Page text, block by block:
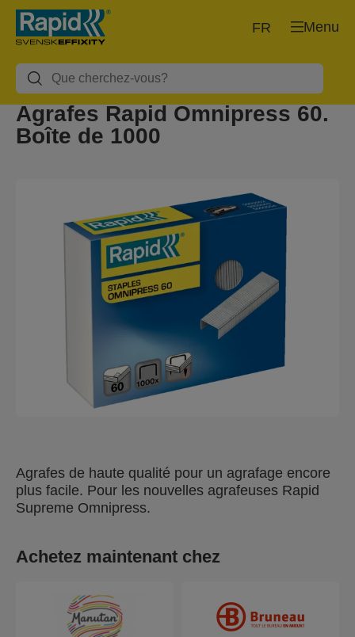
Menu
FR
Agrafes Rapid Omnipress 60.
Boîte de 1000
Agrafes de haute qualité pour un agrafage encore
plus facile. Pour les nouvelles agrafeuses Rapid
Supreme Omnipress.
Achetez maintenant chez